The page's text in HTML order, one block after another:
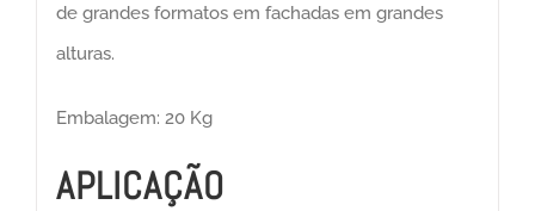
de grandes formatos em fachadas em grandes
alturas.
Embalagem: 20 Kg
APLICAÇÃO